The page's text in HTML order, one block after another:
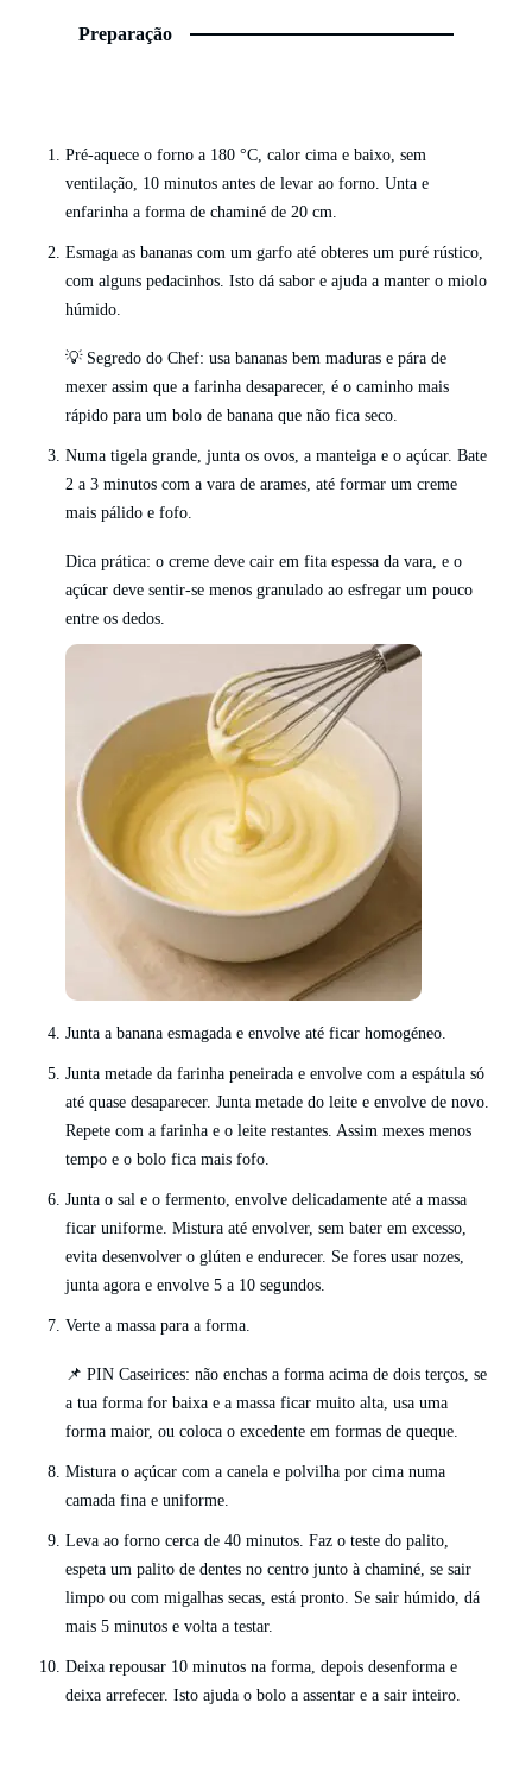
Preparação
Pré-aquece o forno a 180 °C, calor cima e baixo, sem
ventilação, 10 minutos antes de levar ao forno. Unta e
enfarinha a forma de chaminé de 20 cm.
Esmaga as bananas com um garfo até obteres um puré rústico,
com alguns pedacinhos. Isto dá sabor e ajuda a manter o miolo
húmido.
💡 Segredo do Chef: usa bananas bem maduras e pára de
mexer assim que a farinha desaparecer, é o caminho mais
rápido para um bolo de banana que não fica seco.
Numa tigela grande, junta os ovos, a manteiga e o açúcar. Bate
2 a 3 minutos com a vara de arames, até formar um creme
mais pálido e fofo.
Dica prática: o creme deve cair em fita espessa da vara, e o
açúcar deve sentir-se menos granulado ao esfregar um pouco
entre os dedos.
Junta a banana esmagada e envolve até ficar homogéneo.
Junta metade da farinha peneirada e envolve com a espátula só
até quase desaparecer. Junta metade do leite e envolve de novo.
Repete com a farinha e o leite restantes. Assim mexes menos
tempo e o bolo fica mais fofo.
Junta o sal e o fermento, envolve delicadamente até a massa
ficar uniforme. Mistura até envolver, sem bater em excesso,
evita desenvolver o glúten e endurecer. Se fores usar nozes,
junta agora e envolve 5 a 10 segundos.
Verte a massa para a forma.
📌 PIN Caseirices: não enchas a forma acima de dois terços, se
a tua forma for baixa e a massa ficar muito alta, usa uma
forma maior, ou coloca o excedente em formas de queque.
Mistura o açúcar com a canela e polvilha por cima numa
camada fina e uniforme.
Leva ao forno cerca de 40 minutos. Faz o teste do palito,
espeta um palito de dentes no centro junto à chaminé, se sair
limpo ou com migalhas secas, está pronto. Se sair húmido, dá
mais 5 minutos e volta a testar.
Deixa repousar 10 minutos na forma, depois desenforma e
deixa arrefecer. Isto ajuda o bolo a assentar e a sair inteiro.